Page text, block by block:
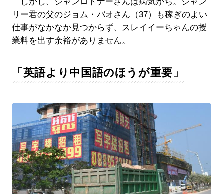
しかし、ジャンロドナーさんは病気がち。ジャン
リー君の父のジョム・バオさん（37）も稼ぎのよい
仕事がなかなか見つからず、スレイイーちゃんの授
業料を出す余裕がありません。
「英語より中国語のほうが重要」